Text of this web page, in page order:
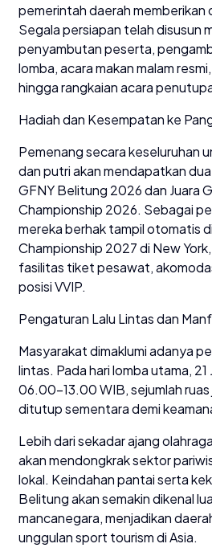
pemerintah daerah memberikan
Segala persiapan telah disusun
penyambutan peserta,
lomba, acara makan malam
hingga rangkaian acara
Hadiah dan Kesempatan ke
Pemenang secara keseluruhan
dan putri akan mendapatkan
GFNY Belitung 2026 dan Juara
Championship 2026. Sebagai
mereka berhak tampil otomatis
Championship 2027 di New
fasilitas tiket pesawat,
posisi VVIP.
Pengaturan Lalu Lintas dan
Masyarakat dimaklumi adanya
lintas. Pada hari lomba utama, 21
06.00–13.00 WIB, sejumlah ruas
ditutup sementara demi
Lebih dari sekadar ajang
akan mendongkrak sektor
lokal. Keindahan pantai serta
Belitung akan semakin dikenal
mancanegara, menjadikan
unggulan sport tourism di Asia.